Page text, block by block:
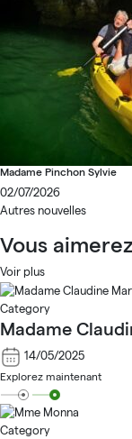
Madame Pinchon Sylvie
02/07/2026
Autres nouvelles
Vous
Voir plus
Category
Madame
14/05/2025
Explorez maintenant
Category